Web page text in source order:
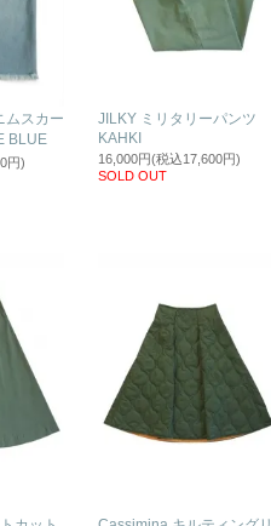
ムスカー
BLUE
円)
JILKY ミリタリーパンツ
KAHKI
16,000円(税込17,600円)
SOLD OUT